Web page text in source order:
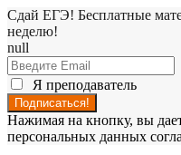
Сдай ЕГЭ! Бесплатные
неделю!
null
Я преподаватель
Нажимая на кнопку, вы
персональных данных